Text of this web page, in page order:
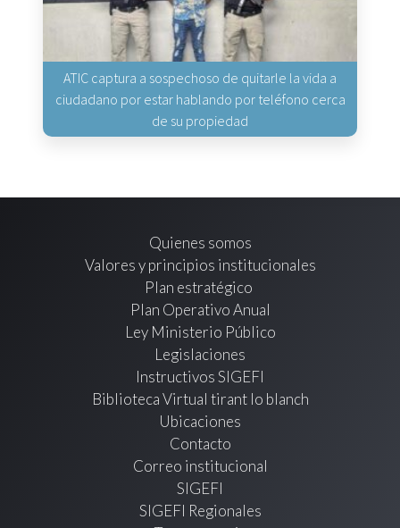
ATIC captura a sospechoso de quitarle la vida a
ciudadano por estar hablando por teléfono cerca
de su propiedad
Quienes somos
Valores y principios institucionales
Plan estratégico
Plan Operativo Anual
Ley Ministerio Público
Legislaciones
Instructivos SIGEFI
Biblioteca Virtual tirant lo blanch
Ubicaciones
Contacto
Correo institucional
SIGEFI
SIGEFI Regionales